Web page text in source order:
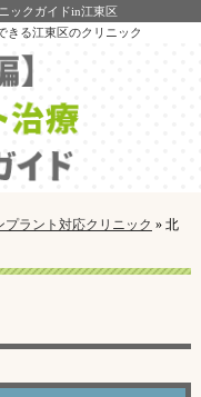
ックガイドin江東区
きる江東区のクリニック
プラント対応クリニック » 北